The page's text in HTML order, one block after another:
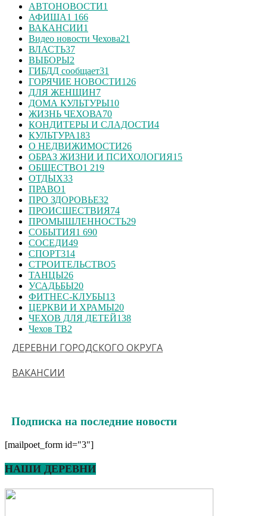
АВТОНОВОСТИ1
АФИША1 166
ВАКАНСИИ1
Видео новости Чехова21
ВЛАСТЬ37
ВЫБОРЫ2
ГИБДД сообщает31
ГОРЯЧИЕ НОВОСТИ126
ДЛЯ ЖЕНЩИН7
ДОМА КУЛЬТУРЫ10
ЖИЗНЬ ЧЕХОВА70
КОНДИТЕРЫ И СЛАДОСТИ4
КУЛЬТУРА183
О НЕДВИЖИМОСТИ26
ОБРАЗ ЖИЗНИ И ПСИХОЛОГИЯ15
ОБЩЕСТВО1 219
ОТДЫХ33
ПРАВО1
ПРО ЗДОРОВЬЕ32
ПРОИСШЕСТВИЯ74
ПРОМЫШЛЕННОСТЬ29
СОБЫТИЯ1 690
СОСЕДИ49
СПОРТ314
СТРОИТЕЛЬСТВО5
ТАНЦЫ26
УСАДЬБЫ20
ФИТНЕС-КЛУБЫ13
ЦЕРКВИ И ХРАМЫ20
ЧЕХОВ ДЛЯ ДЕТЕЙ138
Чехов ТВ2
ДЕРЕВНИ ГОРОДСКОГО ОКРУГА
ВАКАНСИИ
Подписка на последние новости
[mailpoet_form id="3"]
НАШИ ДЕРЕВНИ